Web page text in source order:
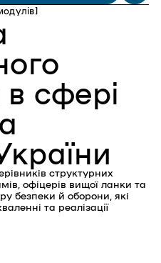
в сфері
структурних
офіцерів вищої ланки та
безпеки й оборони, які
та реалізації